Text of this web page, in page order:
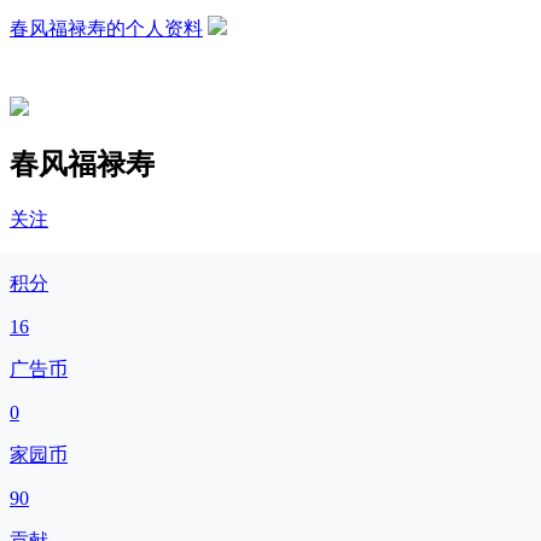
春风福禄寿的个人资料
春风福禄寿
关注
积分
16
广告币
0
家园币
90